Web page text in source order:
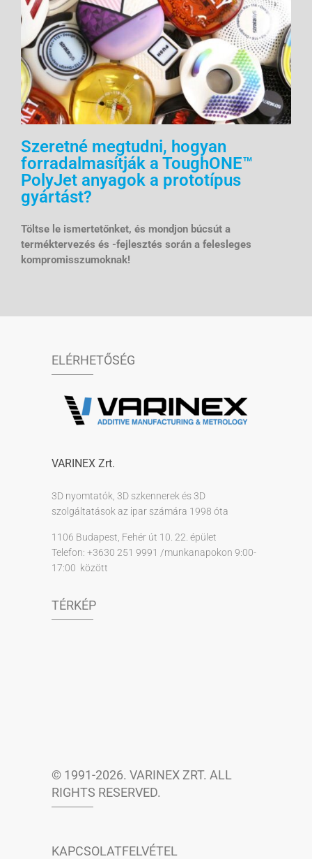
Szeretné megtudni, hogyan
forradalmasítják a ToughONE™
PolyJet anyagok a prototípus
gyártást?
Töltse le ismertetőnket, és mondjon búcsút a
terméktervezés és -fejlesztés során a felesleges
kompromisszumoknak!
ELÉRHETŐSÉG
VARINEX Zrt.
3D nyomtatók, 3D szkennerek és 3D
szolgáltatások az ipar számára 1998 óta
1106 Budapest, Fehér út 10. 22. épület
Telefon: +3630 251 9991 /munkanapokon 9:00-
17:00 között
TÉRKÉP
© 1991-2026. VARINEX ZRT. ALL
RIGHTS RESERVED.
KAPCSOLATFELVÉTEL